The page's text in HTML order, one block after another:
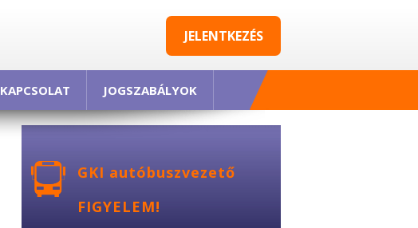
KAPCSOLAT JOGSZABÁLYOK
JELENTKEZÉS
GKI autóbuszvezető
FIGYELEM!